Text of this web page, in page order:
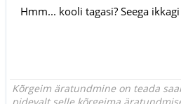
Hmm... kooli tagasi? Seega
Kõrgeim äratundmine on teada
pidevalt selle kõrgeima